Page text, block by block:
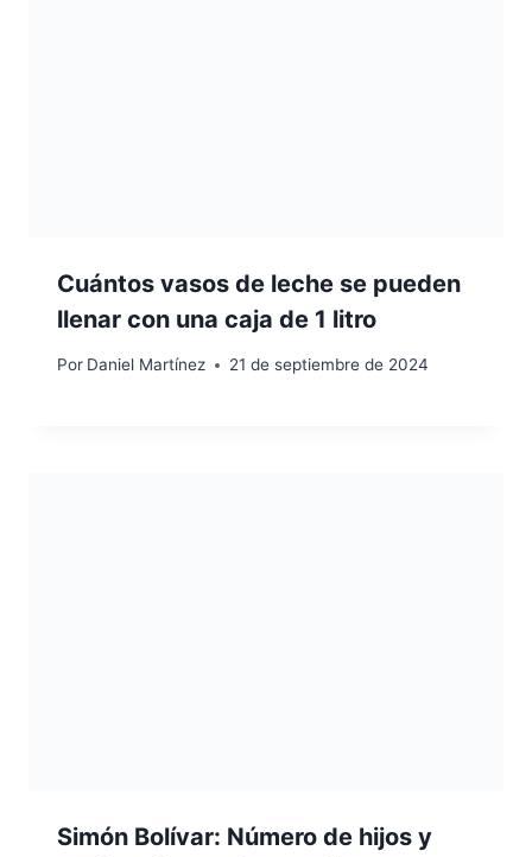
Cuántos vasos de leche se pueden
llenar con una caja de 1 litro
Por Daniel Martínez 21 de septiembre de 2024
Simón Bolívar: Número de hijos y